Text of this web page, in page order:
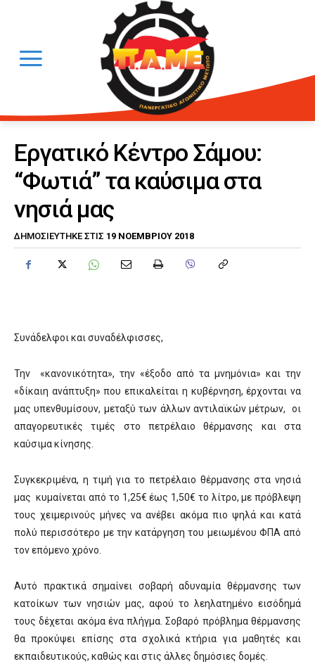
Εργατικό Κέντρο Σάμου:
“Φωτιά” τα καύσιμα στα
νησιά μας
ΔΗΜΟΣΙΕΎΤΗΚΕ ΣΤΙΣ 19 ΝΟΕΜΒΡΊΟΥ 2018
Συνάδελφοι και συναδέλφισσες,
Την «κανονικότητα», την «έξοδο από τα μνημόνια» και την
«δίκαιη ανάπτυξη» που επικαλείται η κυβέρνηση, έρχονται να
μας υπενθυμίσουν, μεταξύ των άλλων αντιλαϊκών μέτρων, οι
απαγορευτικές τιμές στο πετρέλαιο θέρμανσης και στα
καύσιμα κίνησης.
Συγκεκριμένα, η τιμή για το πετρέλαιο θέρμανσης στα νησιά
μας κυμαίνεται από το 1,25€ έως 1,50€ το λίτρο, με πρόβλεψη
τους χειμερινούς μήνες να ανέβει ακόμα πιο ψηλά και κατά
πολύ περισσότερο με την κατάργηση του μειωμένου ΦΠΑ από
τον επόμενο χρόνο.
Αυτό πρακτικά σημαίνει σοβαρή αδυναμία θέρμανσης των
κατοίκων των νησιών μας, αφού το λεηλατημένο εισόδημά
τους δέχεται ακόμα ένα πλήγμα. Σοβαρό πρόβλημα θέρμανσης
θα προκύψει επίσης στα σχολικά κτήρια για μαθητές και
εκπαιδευτικούς, καθώς και στις άλλες δημόσιες δομές.